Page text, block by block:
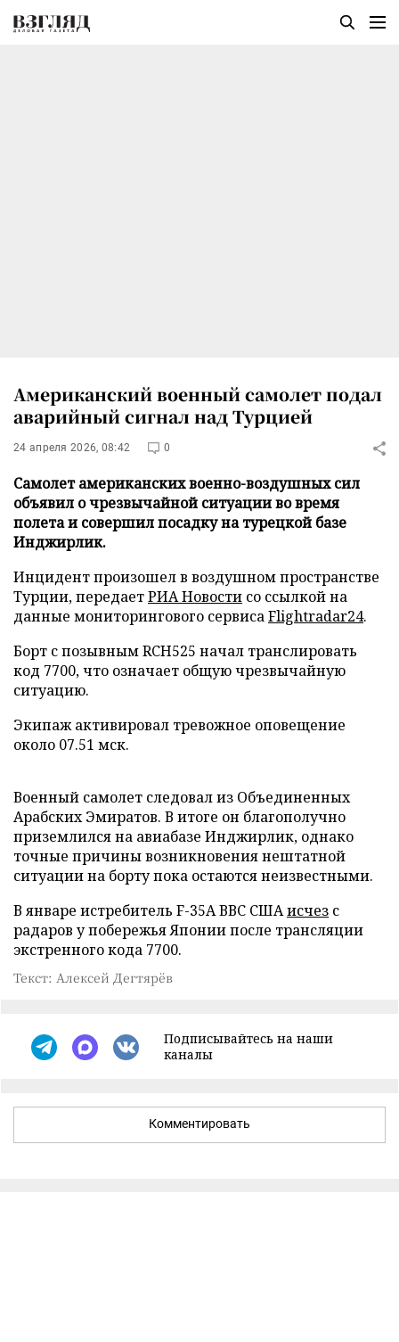
Американский военный самолет подал
аварийный сигнал над Турцией
24 апреля 2026, 08:42 0
Самолет американских военно-воздушных сил
объявил о чрезвычайной ситуации во время
полета и совершил посадку на турецкой базе
Инджирлик.
Инцидент произошел в воздушном пространстве
Турции, передаетРИА Новости со ссылкой на
данные мониторингового сервисаFlightradar24.
Борт с позывным RCH525 начал транслировать
код 7700, что означает общую чрезвычайную
ситуацию.
Экипаж активировал тревожное оповещение
около 07.51 мск.
Военный самолет следовал из Объединенных
Арабских Эмиратов. В итоге он благополучно
приземлился на авиабазе Инджирлик, однако
точные причины возникновения нештатной
ситуации на борту пока остаются неизвестными.
В январе истребитель F-35A ВВС СШАисчез с
радаров у побережья Японии после трансляции
экстренного кода 7700.
Текст: Алексей Дегтярёв
Подписывайтесь на наши
каналы
Комментировать